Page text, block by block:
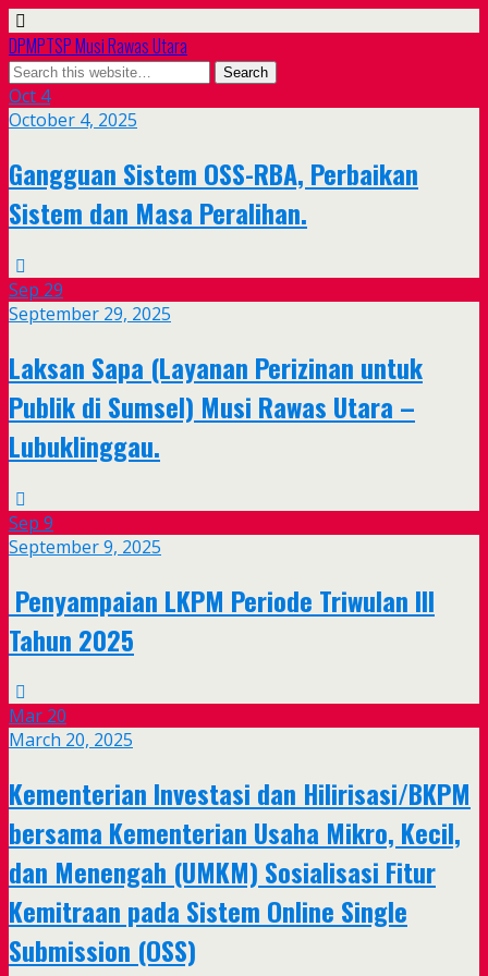
DPMPTSP Musi Rawas Utara
Oct 4
October 4, 2025
Gangguan Sistem OSS-RBA, Perbaikan
Sistem dan Masa Peralihan.
Sep 29
September 29, 2025
Laksan Sapa (Layanan Perizinan untuk
Publik di Sumsel) Musi Rawas Utara –
Lubuklinggau.
Sep 9
September 9, 2025
Penyampaian LKPM Periode Triwulan III
Tahun 2025
Mar 20
March 20, 2025
Kementerian Investasi dan Hilirisasi/BKPM
bersama Kementerian Usaha Mikro, Kecil,
dan Menengah (UMKM) Sosialisasi Fitur
Kemitraan pada Sistem Online Single
Submission (OSS)